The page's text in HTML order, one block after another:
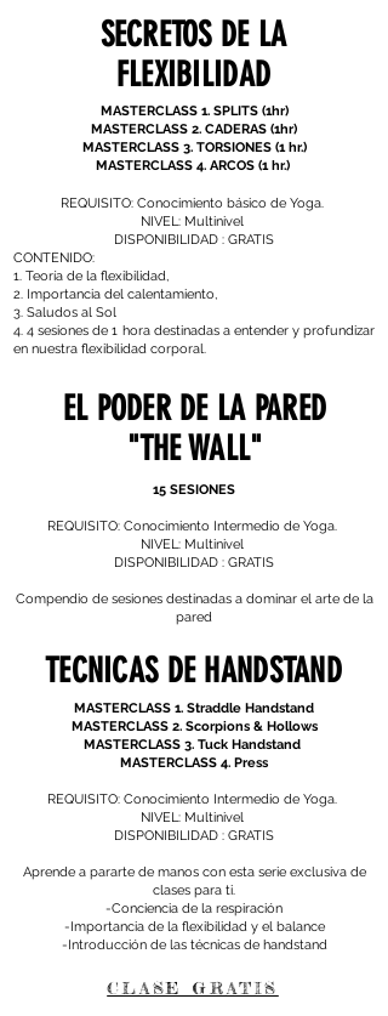
SECRETOS DE LA
FLEXIBILIDAD
MASTERCLASS 1. SPLITS (1hr)
MASTERCLASS 2. CADERAS (1hr)
MASTERCLASS 3. TORSIONES (1 hr.)
MASTERCLASS 4. ARCOS (1 hr.)
REQUISITO: Conocimiento básico de Yoga.
NIVEL: Multinivel
DISPONIBILIDAD : GRATIS
CONTENIDO:
1. Teoría de la flexibilidad,
2. Importancia del calentamiento,
3. Saludos al Sol
4. 4 sesiones de 1 hora destinadas a entender y profundizar
en nuestra flexibilidad corporal.
EL PODER DE LA PARED
"THE WALL"
15 SESIONES
REQUISITO: Conocimiento Intermedio de Yoga.
NIVEL: Multinivel
DISPONIBILIDAD : GRATIS
Compendio de sesiones destinadas a dominar el arte de la
pared
TECNICAS DE HANDSTAND
MASTERCLASS 1. Straddle Handstand
MASTERCLASS 2. Scorpions & Hollows
MASTERCLASS 3. Tuck Handstand
MASTERCLASS 4. Press
REQUISITO: Conocimiento Intermedio de Yoga.
NIVEL: Multinivel
DISPONIBILIDAD : GRATIS
Aprende a pararte de manos con esta serie exclusiva de
clases para ti.
-Conciencia de la respiración
-Importancia de la flexibilidad y el balance
-Introducción de las técnicas de handstand
CLASE GRATIS